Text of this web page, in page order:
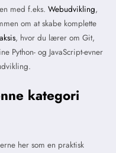
med f.eks. Webudvikling,
om at skabe komplette
, hvor du lærer om Git,
Python- og JavaScript-evner
kategori
her som en praktisk